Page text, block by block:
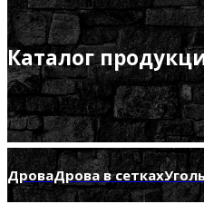
Каталог
ДроваДрова в сетках